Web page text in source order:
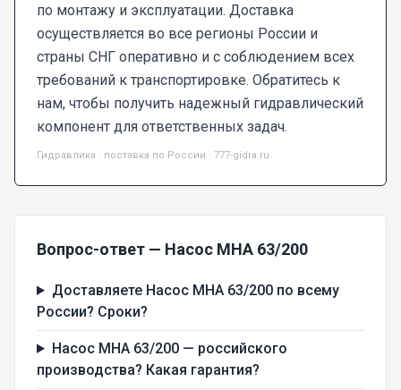
по монтажу и эксплуатации. Доставка
осуществляется во все регионы России и
страны СНГ оперативно и с соблюдением всех
требований к транспортировке. Обратитесь к
нам, чтобы получить надежный гидравлический
компонент для ответственных задач.
Гидравлика · поставка по России · 777-gidra.ru
Вопрос-ответ — Насос МНА 63/200
Доставляете Насос МНА 63/200 по всему
России? Сроки?
Насос МНА 63/200 — российского
производства? Какая гарантия?